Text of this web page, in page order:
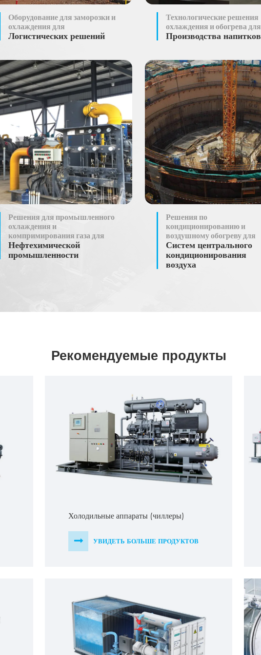
Оборудование для заморозки и
охлаждения для
Логистических решений
Технологические решения
охлаждения и обогрева для
Производства напитков
Решения для промышленного
охлаждения и
компримирования газа для
Нефтехимической
промышленности
Решения по
кондиционированию и
воздушному обогреву для
Систем центрального
кондиционирования
воздуха
Рекомендуемые продукты
Холодильные аппараты (чиллеры)
УВИДЕТЬ БОЛЬШЕ ПРОДУКТОВ